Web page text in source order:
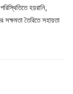
হয়রানি,
তৈরিতে সহায়তা